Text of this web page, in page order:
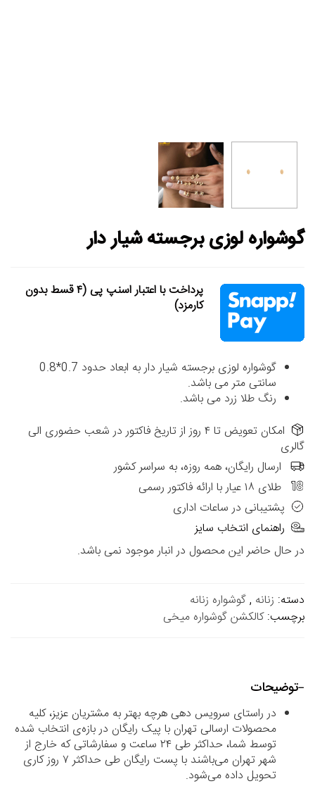
گوشواره لوزی برجسته شیار دار
پرداخت با اعتبار اسنپ پی (۴ قسط بدون
کارمزد)
گوشواره لوزی برجسته شیار دار به ابعاد حدود 0.7*0.8
سانتی متر می باشد.
رنگ طلا زرد می باشد.
امکان تعویض تا ۴ روز از تاریخ فاکتور در شعب حضوری الی
گالری
ارسال رایگان، همه روزه، به سراسر کشور
طلای ۱۸ عیار با ارائه فاکتور رسمی
پشتیبانی در ساعات اداری
راهنمای انتخاب سایز
در حال حاضر این محصول در انبار موجود نمی باشد.
دسته: زنانه ,گوشواره زنانه
برچسب:کالکشن گوشواره میخی
توضیحات
در راستای سرویس دهی هرچه بهتر به مشتریان عزیز، کلیه
محصولات ارسالی تهران با پیک رایگان در بازه‌ی انتخاب شده
توسط شما، حداکثر طی ۲۴ ساعت و سفارشاتی که خارج از
شهر تهران می‌باشند با پست رایگان طی حداکثر ۷ روز کاری
تحویل داده می‌شود.